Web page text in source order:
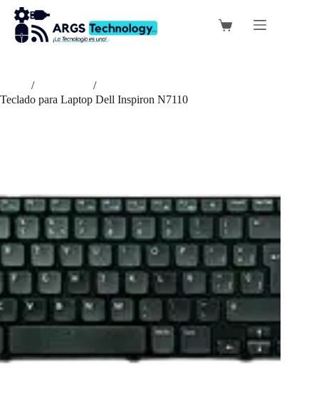
Saltar
contenido
Carro
/
/
Teclado para Laptop Dell Inspiron N7110